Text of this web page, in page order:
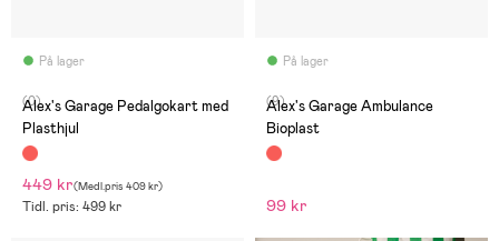
På lager
(0)
Alex's Garage Pedalgokart med
Plasthjul
449 kr(Medl.pris 409 kr)
Tidl. pris: 499 kr
På lager
(9)
Alex's Garage Ambulance
Bioplast
99 kr